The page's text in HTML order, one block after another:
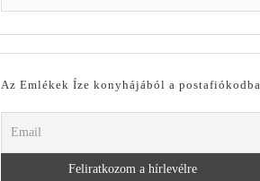
Az Emlékek Íze konyhájából a postafiókodba